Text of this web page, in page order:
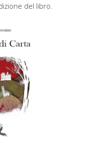
del libro.